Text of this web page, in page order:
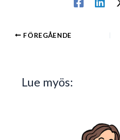
FÖREGÅENDE
Lue myös: